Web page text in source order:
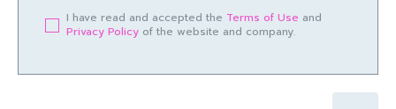
I have read and accepted the Terms of Use and
Privacy Policy of the website and company.